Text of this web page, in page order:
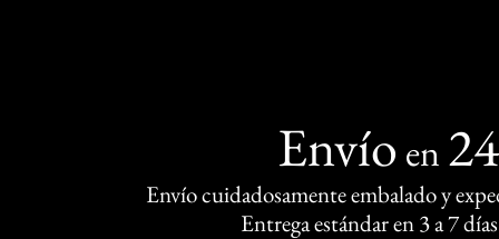
Envío en
Envío cuidadosamente embalado y
Entrega estándar en 3 a 7